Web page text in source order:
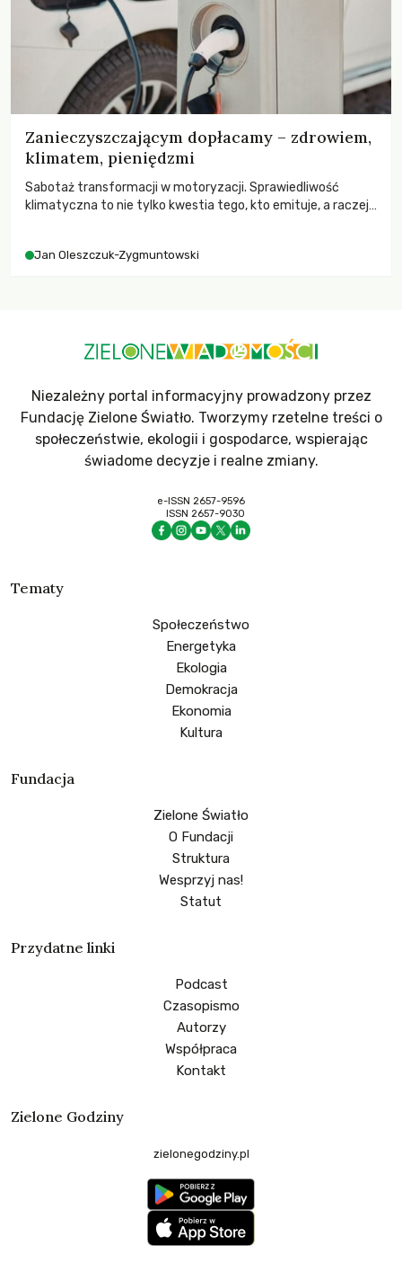
Zanieczyszczającym dopłacamy – zdrowiem,
klimatem, pieniędzmi
Sabotaż transformacji w motoryzacji. Sprawiedliwość
klimatyczna to nie tylko kwestia tego, kto emituje, a raczej
Jan Oleszczuk-Zygmuntowski
Niezależny portal informacyjny prowadzony przez
Fundację Zielone Światło. Tworzymy rzetelne treści o
społeczeństwie, ekologii i gospodarce, wspierając
świadome decyzje i realne zmiany.
e-ISSN 2657-9596
ISSN 2657-9030
Tematy
Społeczeństwo
Energetyka
Ekologia
Demokracja
Ekonomia
Kultura
Fundacja
Zielone Światło
O Fundacji
Struktura
Wesprzyj nas!
Statut
Przydatne linki
Podcast
Czasopismo
Autorzy
Współpraca
Kontakt
Zielone Godziny
zielonegodziny.pl